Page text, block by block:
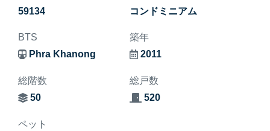
59134
コンドミニアム
BTS
Phra Khanong
築年
2011
総階数
50
総戸数
520
ペット